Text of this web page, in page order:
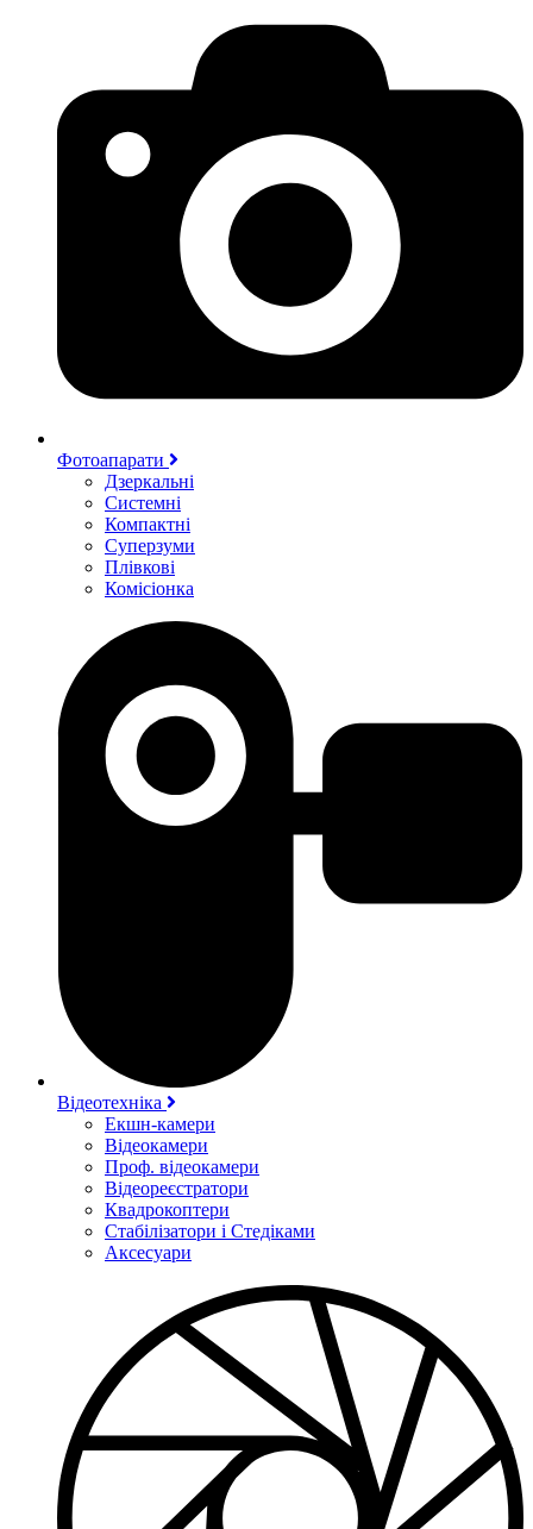
Фотоапарати
Дзеркальні
Системні
Компактні
Суперзуми
Плівкові
Комісіонка
Відеотехніка
Екшн-камери
Відеокамери
Проф. відеокамери
Відеореєстратори
Квадрокоптери
Стабілізатори і Стедіками
Аксесуари